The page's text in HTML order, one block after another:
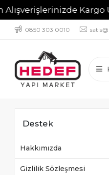
Kargo
0850 303 0010
Destek
Hakkımızda
Gizlilik Sözleşmesi